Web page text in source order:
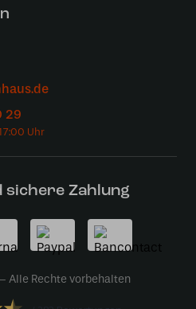
29
sichere Zahlung
Alle Rechte vorbehalten